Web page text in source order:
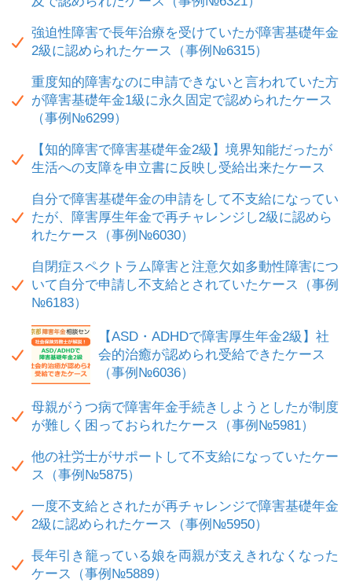
強迫性障害で長年治療を受けていたが障害基礎年金
2級に認められたケース（事例№6315）
重度知的障害なのに申請できないと言われていた方
が障害基礎年金1級に永久固定で認められたケース
（事例№6299）
【知的障害で障害基礎年金2級】境界知能だったが
生活への支障を申立書に反映し受給出来たケース
自分で障害基礎年金の申請をして不支給になってい
たが、障害厚生年金で再チャレンジし2級に認めら
れたケース（事例№6030）
自閉症スペクトラム障害と注意欠如多動性障害につ
いて自分で申請し不支給とされていたケース（事例
№6183）
【ASD・ADHDで障害厚生年金2級】社
会的治癒が認められ受給できたケース
（事例№6036）
母親がうつ病で障害年金手続きしようとしたが制度
が難しく困っておられたケース（事例№5981）
他の社労士がサポートして不支給になっていたケー
ス（事例№5875）
一度不支給とされたが再チャレンジで障害基礎年金
2級に認められたケース（事例№5950）
長年引き籠っている娘を両親が支えきれなくなった
ケース（事例№5889）